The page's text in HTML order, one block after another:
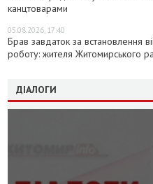
канцтоварами
05.08.2026, 17:40
Брав завдаток за встановлення
роботу: жителя Житомирського
ДІАЛОГИ